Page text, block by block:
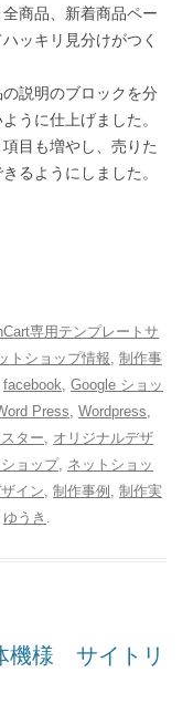
商品、新着商品ペー
ッキリ見分けがつく
説明のブロックを分
うに仕上げました。
目も増やし、売りた
るようにしました。
専用テンプレートサ
トショップ情報
制作事
facebook Google ショッ
Press Wordpress
ター
オリジナルデザ
ョップ, ネットショッ
イン 制作事例
制作実
ゆうき
機様 サイトリ